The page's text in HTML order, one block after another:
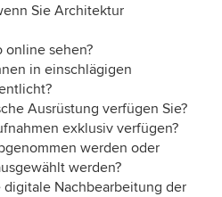
Sie Architektur
online sehen?
in einschlägigen
Ausrüstung verfügen Sie?
exklusiv verfügen?
werden oder
werden?
Nachbearbeitung der